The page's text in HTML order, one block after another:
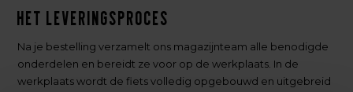
Het leveringsproces
Na je bestelling verzamelt ons magazijnteam alle benodigde
onderdelen en bereidt ze voor op de werkplaats. In de
werkplaats wordt de fiets volledig opgebouwd en uitgebreid